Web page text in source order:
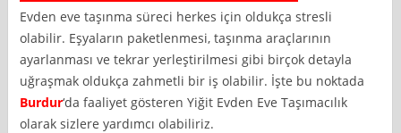
Evden eve taşınma süreci herkes için oldukça stresli
olabilir. Eşyaların paketlenmesi, taşınma araçlarının
ayarlanması ve tekrar yerleştirilmesi gibi birçok detayla
uğraşmak oldukça zahmetli bir iş olabilir. İşte bu noktada
Burdur‘da faaliyet gösteren Yiğit Evden Eve Taşımacılık
olarak sizlere yardımcı olabiliriz.